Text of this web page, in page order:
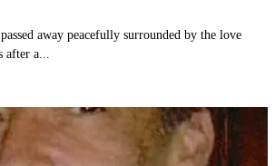
away peacefully surrounded by the love
a...